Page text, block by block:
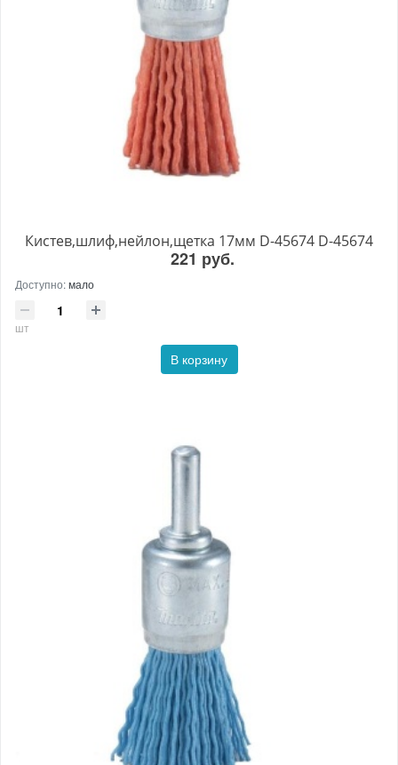
Кистев,шлиф,нейлон,щетка 17мм D-45674 D-45674
221 руб.
Доступно:мало
шт
В корзину